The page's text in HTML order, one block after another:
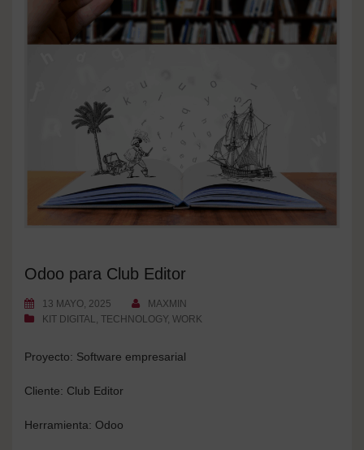
Odoo para Club Editor
13 MAYO, 2025
MAXMIN
KIT DIGITAL, TECHNOLOGY, WORK
Proyecto: Software empresarial
Cliente: Club Editor
Herramienta: Odoo